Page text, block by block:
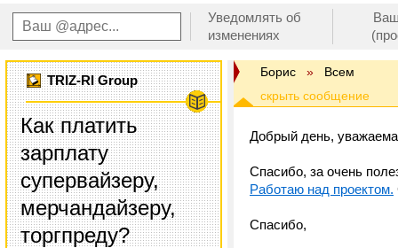
Уведомлять об
изменениях
TRIZ-RI Group
Как платить
зарплату
супервайзеру,
мерчандайзеру,
торгпреду?
Борис » Всем
Добрый день,
Спасибо, за очень
Работаю над проектом.
Спасибо,